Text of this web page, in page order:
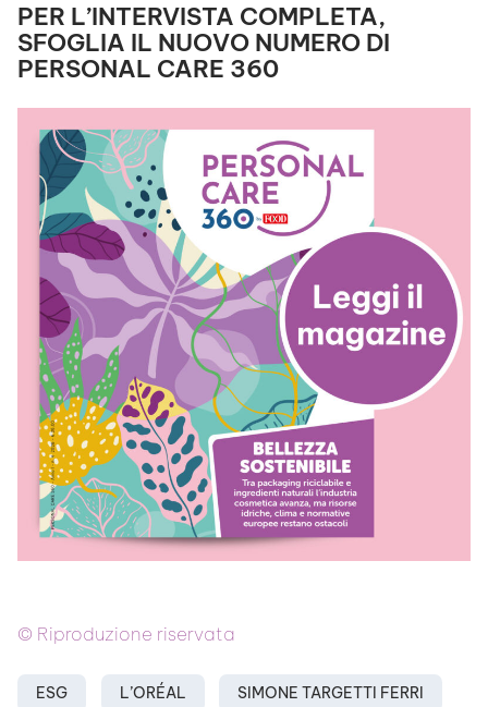
PER L’INTERVISTA COMPLETA,
SFOGLIA IL NUOVO NUMERO DI
PERSONAL CARE 360
© Riproduzione riservata
ESG L’ORÉAL SIMONE TARGETTI FERRI